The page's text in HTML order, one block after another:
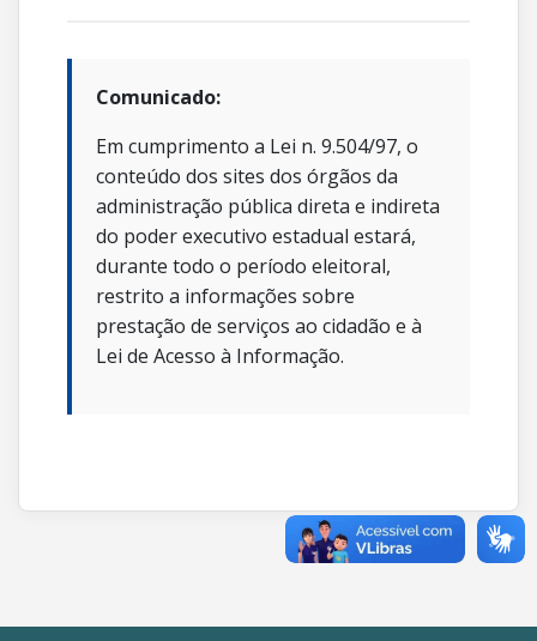
Comunicado:
Em cumprimento a Lei n. 9.504/97, o
conteúdo dos sites dos órgãos da
administração pública direta e indireta
do poder executivo estadual estará,
durante todo o período eleitoral,
restrito a informações sobre
prestação de serviços ao cidadão e à
Lei de Acesso à Informação.